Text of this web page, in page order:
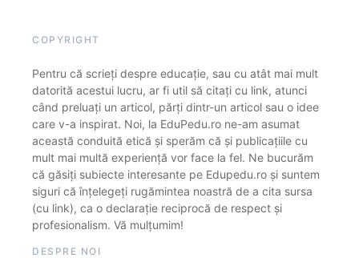
COPYRIGHT
Pentru că scrieți despre educație, sau cu atât mai mult
datorită acestui lucru, ar fi util să citați cu link, atunci
când preluați un articol, părți dintr-un articol sau o idee
care v-a inspirat. Noi, la EduPedu.ro ne-am asumat
această conduită etică și sperăm că și publicațiile cu
mult mai multă experiență vor face la fel. Ne bucurăm
că găsiți subiecte interesante pe Edupedu.ro și suntem
siguri că înțelegeți rugămintea noastră de a cita sursa
(cu link), ca o declarație reciprocă de respect și
profesionalism. Vă mulțumim!
DESPRE NOI